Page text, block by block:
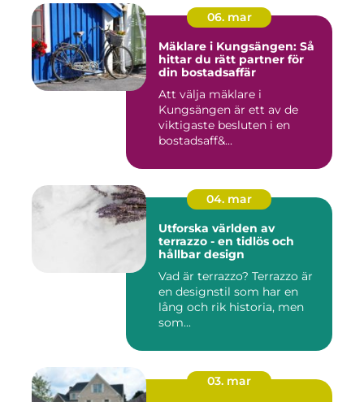
06. mar
Mäklare i Kungsängen: Så
hittar du rätt partner för
din bostadsaffär
Att välja mäklare i
Kungsängen är ett av de
viktigaste besluten i en
bostadsaff&...
04. mar
Utforska världen av
terrazzo - en tidlös och
hållbar design
Vad är terrazzo? Terrazzo är
en designstil som har en
lång och rik historia, men
som...
03. mar